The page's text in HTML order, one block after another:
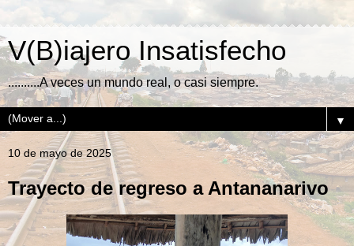
V(B)iajero Insatisfecho
..........A veces un mundo real, o casi siempre.
▼
10 de mayo de 2025
Trayecto de regreso a Antananarivo